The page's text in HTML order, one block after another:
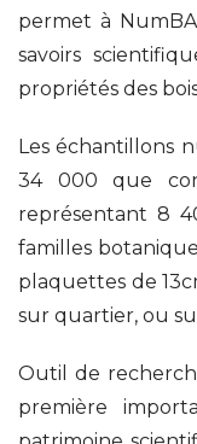
permet à
savoirs
propriétés des
Les échantillons
34 000 que
représentant 8
familles
plaquettes de
sur quartier, ou
Outil de
première